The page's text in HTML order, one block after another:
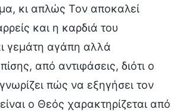
κι απλώς Τον αποκαλεί
και η καρδιά του
γεμάτη αγάπη αλλά
από αντιφάσεις, διότι ο
πώς να εξηγήσει τον
ο Θεός χαρακτηρίζεται από